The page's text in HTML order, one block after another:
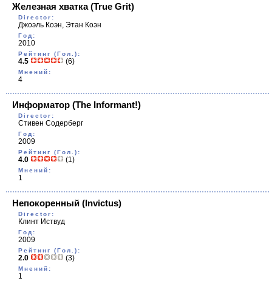
Железная хватка(True Grit)
Director:
Джоэль Коэн, Этан Коэн
Год:
2010
Рейтинг (Гол.):
4.5 (6)
Мнений:
4
Информатор (The Informant!)
Director:
Стивен Содерберг
Год:
2009
Рейтинг (Гол.):
4.0 (1)
Мнений:
1
Непокоренный (Invictus)
Director:
Клинт Иствуд
Год:
2009
Рейтинг (Гол.):
2.0 (3)
Мнений:
1